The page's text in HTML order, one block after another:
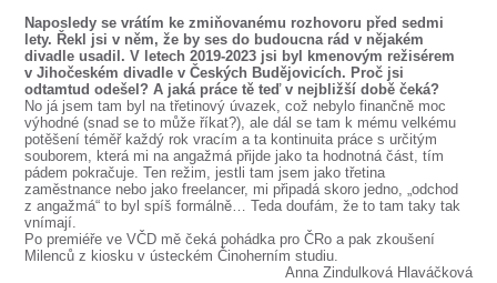
Naposledy se vrátím ke zmiňovanému rozhovoru před sedmi
lety. Řekl jsi v něm, že by ses do budoucna rád v nějakém
divadle usadil. V letech 2019-2023 jsi byl kmenovým režisérem
v Jihočeském divadle v Českých Budějovicích. Proč jsi
odtamtud odešel? A jaká práce tě teď v nejbližší době čeká?
No já jsem tam byl na třetinový úvazek, což nebylo finančně moc
výhodné (snad se to může říkat?), ale dál se tam k mému velkému
potěšení téměř každý rok vracím a ta kontinuita práce s určitým
souborem, která mi na angažmá přijde jako ta hodnotná část, tím
pádem pokračuje. Ten režim, jestli tam jsem jako třetina
zaměstnance nebo jako freelancer, mi připadá skoro jedno, „odchod
z angažmá“ to byl spíš formálně… Teda doufám, že to tam taky tak
vnímají.
Po premiéře ve VČD mě čeká pohádka pro ČRo a pak zkoušení
Milenců z kiosku v ústeckém Činoherním studiu.
Anna Zindulková Hlaváčková